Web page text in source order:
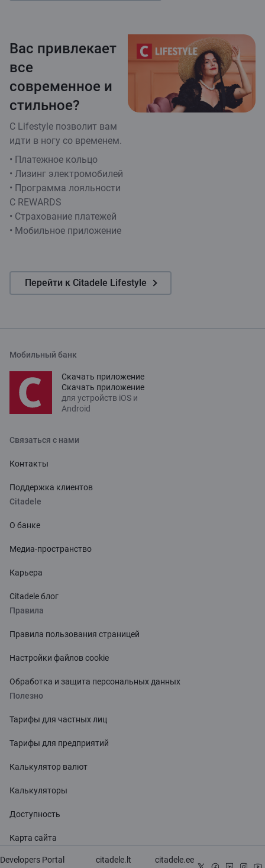
Вас привлекает
все
современное и
стильное?
C Lifestyle позволит вам
идти в ногу со временем.
• Платежное кольцо
• Лизинг электромобилей
• Программа лояльности
C REWARDS
• Страхование платежей
• Мобильное приложение
Перейти к Citadele Lifestyle
Мобильный банк
Скачать приложение
Скачать приложение
для устройств iOS и
Android
Связаться с нами
Контакты
Поддержка клиентов
Citadele
О банке
Медиа-пространство
Карьера
Citadele блог
Правила
Правила пользования страницей
Настройки файлов cookie
Обработка и защита персональных данных
Полезно
Тарифы для частных лиц
Тарифы для предприятий
Калькулятор валют
Калькуляторы
Доступность
Карта сайта
Developers Portal
citadele.lt citadele.ee